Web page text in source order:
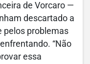
de Vorcaro —
descartado a
pelos problemas
“Não
essa